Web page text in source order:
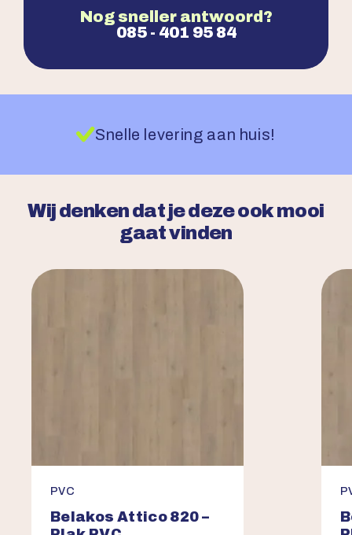
Nog sneller antwoord?
085 - 401 95 84
Snelle levering aan huis!
Wij denken dat je deze ook mooi
gaat vinden
PVC
Belakos Attico 820 –